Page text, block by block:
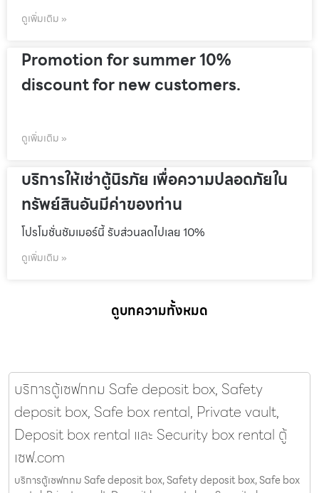
ดูเพิ่มเติม »
Promotion for summer 10%
discount for new customers.
ดูเพิ่มเติม »
บริการให้เช่าตู้นิรภัย เพื่อความปลอดภัยใน
ทรัพย์สินอันมีค่าของท่าน
โปรโมชั่นชัมเมอร์นี้ รับส่วนลดไปเลย 10%
ดูเพิ่มเติม »
ดูบทความทั้งหมด
บริการตู้เซฟกทม Safe deposit box, Safety
deposit box, Safe box rental, Private vault,
Deposit box rental และ Security box rental ตู้
เซฟ.com
บริการตู้เซฟกทม Safe deposit box, Safety deposit box, Safe box